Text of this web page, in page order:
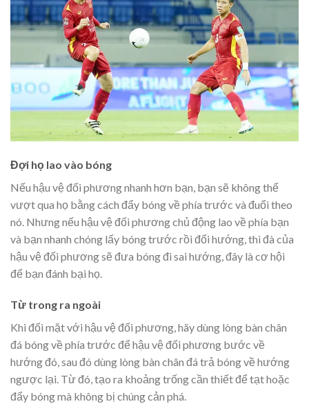
Đợi họ lao vào bóng
Nếu hậu vệ đối phương nhanh hơn bạn, bạn sẽ không thể
vượt qua họ bằng cách đẩy bóng về phía trước và đuổi theo
nó. Nhưng nếu hậu vệ đối phương chủ động lao về phía bạn
và bạn nhanh chóng lấy bóng trước rồi đổi hướng, thì đà của
hậu vệ đối phương sẽ đưa bóng đi sai hướng, đây là cơ hội
để bạn đánh bại họ.
Từ trong ra ngoài
Khi đối mặt với hậu vệ đối phương, hãy dùng lòng bàn chân
đá bóng về phía trước để hậu vệ đối phương bước về
hướng đó, sau đó dùng lòng bàn chân đá trả bóng về hướng
ngược lại. Từ đó, tạo ra khoảng trống cần thiết để tạt hoặc
đẩy bóng mà không bị chúng cản phá.